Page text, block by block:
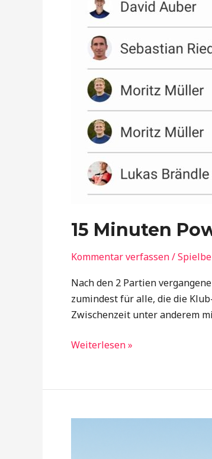
15 Minuten
Kommentar verfassen/
Nach den 2 Partien
zumindest für alle, die die
Zwischenzeit unter anderem
Weiterlesen »